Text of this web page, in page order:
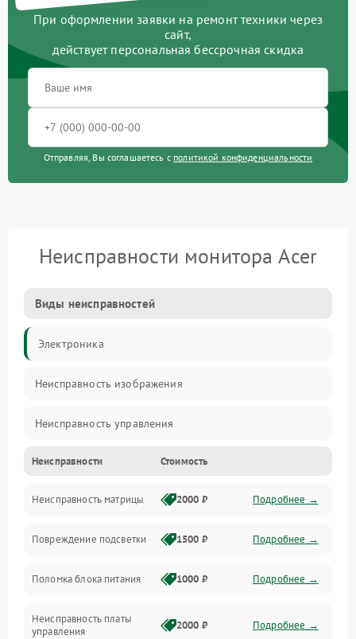
При оформлении заявки на ремонт техники через
сайт,
действует персональная бессрочная скидка
Отправляя, Вы соглашаетесь с политикой конфиденциальности
Неисправности монитора Acer
Виды неисправностей
Электроника
Неисправность изображения
Неисправность управления
Неисправность интерфейсов
Прочие неисправности
Неисправность звука
Механические повреждения
Неисправности Стоимость
Неисправность матрицы 2000 ₽ Подробнее →
Повреждение подсветки 1500 ₽ Подробнее →
Поломка блока питания 1000 ₽ Подробнее →
Неисправность платы
управления
2000 ₽ Подробнее →